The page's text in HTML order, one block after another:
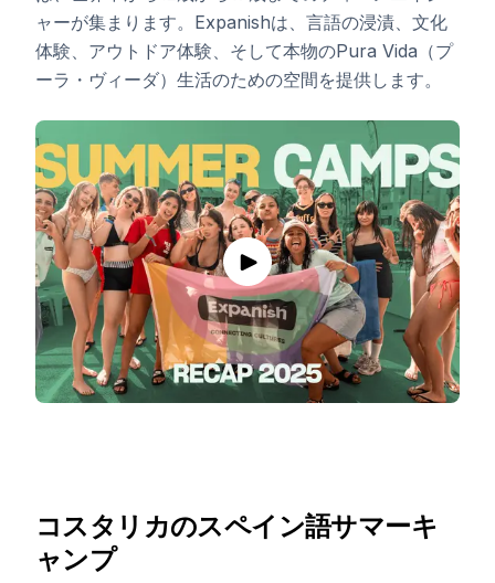
ャーが集まります。Expanishは、言語の浸漬、文化
体験、アウトドア体験、そして本物のPura Vida（プ
ーラ・ヴィーダ）生活のための空間を提供します。
コスタリカのスペイン語サマーキ
ャンプ